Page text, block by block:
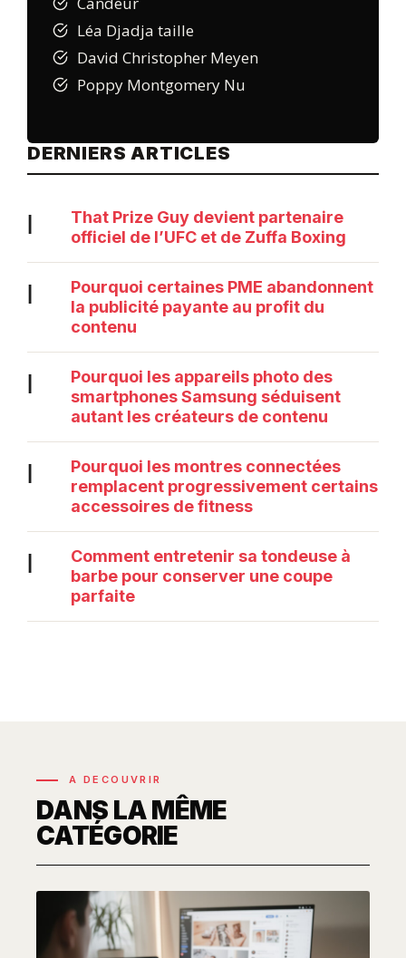
Léa Djadja taille
David Christopher Meyen
Poppy Montgomery Nu
DERNIERS ARTICLES
That Prize Guy devient partenaire
officiel de l’UFC et de Zuffa Boxing
Pourquoi certaines PME abandonnent
la publicité payante au profit du
contenu
Pourquoi les appareils photo des
smartphones Samsung séduisent
autant les créateurs de contenu
Pourquoi les montres connectées
remplacent progressivement certains
accessoires de fitness
Comment entretenir sa tondeuse à
barbe pour conserver une coupe
parfaite
A DECOUVRIR
DANS LA MÊME
CATÉGORIE